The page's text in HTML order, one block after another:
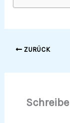
ZURÜCK